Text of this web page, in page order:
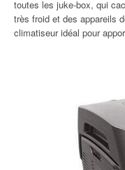
toutes les juke-box, qui
très froid et des appareils
climatiseur idéal pour